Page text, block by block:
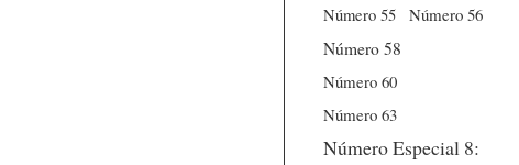
Número 55
Número 56
Número 58
Número 60
Número 63
Número Especial 8: